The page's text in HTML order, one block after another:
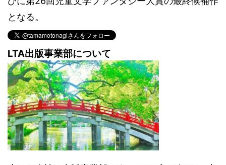
となる。
LTA出版事業部について